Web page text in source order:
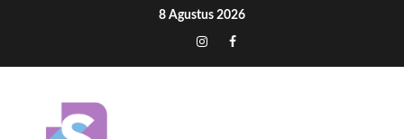
8 Agustus 2026
Tiktok
InstagramFacebook